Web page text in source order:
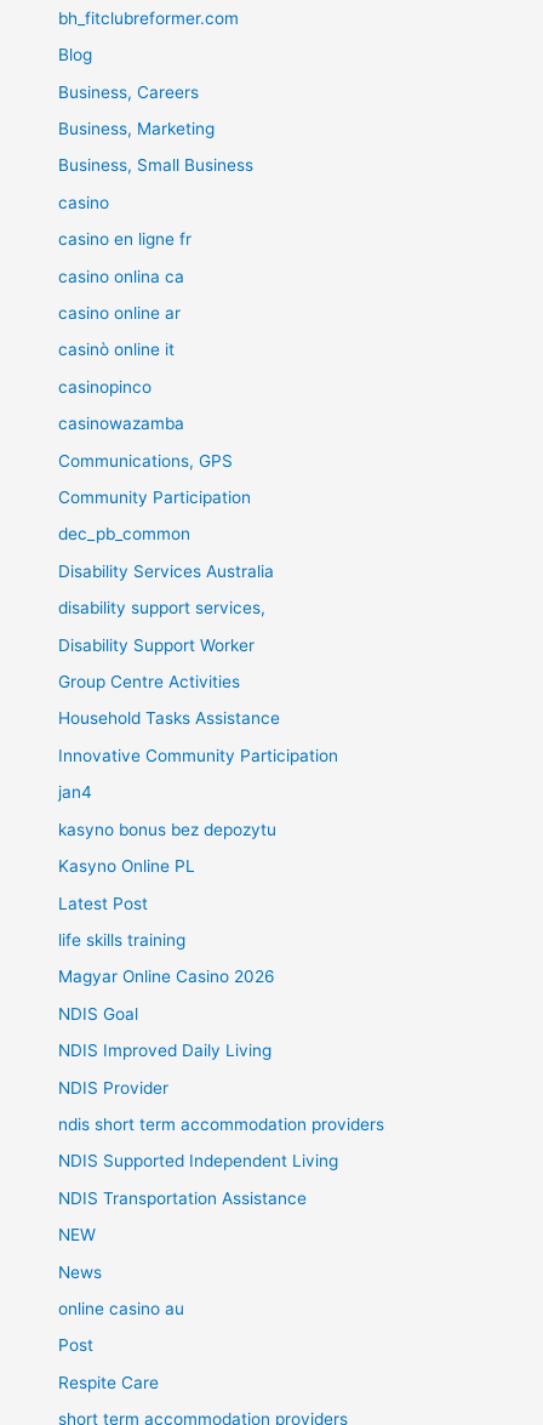
bh_fitclubreformer.com
Blog
Business, Careers
Business, Marketing
Business, Small Business
casino
casino en ligne fr
casino onlina ca
casino online ar
casinò online it
casinopinco
casinowazamba
Communications, GPS
Community Participation
dec_pb_common
Disability Services Australia
disability support services,
Disability Support Worker
Group Centre Activities
Household Tasks Assistance
Innovative Community Participation
jan4
kasyno bonus bez depozytu
Kasyno Online PL
Latest Post
life skills training
Magyar Online Casino 2026
NDIS Goal
NDIS Improved Daily Living
NDIS Provider
ndis short term accommodation providers
NDIS Supported Independent Living
NDIS Transportation Assistance
NEW
News
online casino au
Post
Respite Care
short term accommodation providers